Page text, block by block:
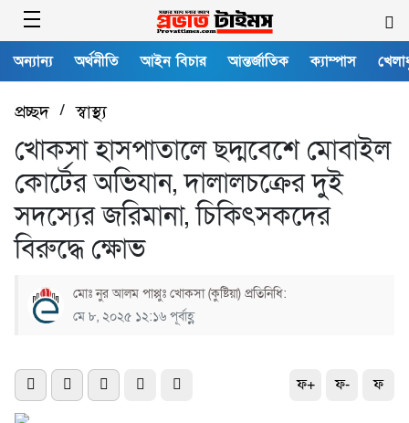
অন্যান্য অর্থনীতি আইন বিচার আন্তর্জাতিক ক্যাম্পাস
প্রচ্ছদ/স্বাস্থ্য
খোকসা হাসপাতালে ছদ্মবেশে মোবাইল
কোর্টের অভিযান, দালালচক্রের দুই
সদস্যের জরিমানা, চিকিৎসকদের
বিরুদ্ধে ক্ষোভ
মোঃ নুর আলম পাপ্পুঃ খোকসা (কুষ্টিয়া) প্রতিনিধি:
মে ৮, ২০২৫ ১২:১৬ পূর্বাহ্ণ
ফ+ ফ- ফ